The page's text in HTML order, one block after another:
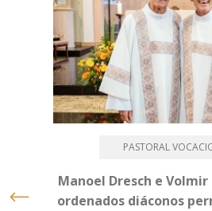
PASTORAL
Manoel Dresch e
ordenados diáconos